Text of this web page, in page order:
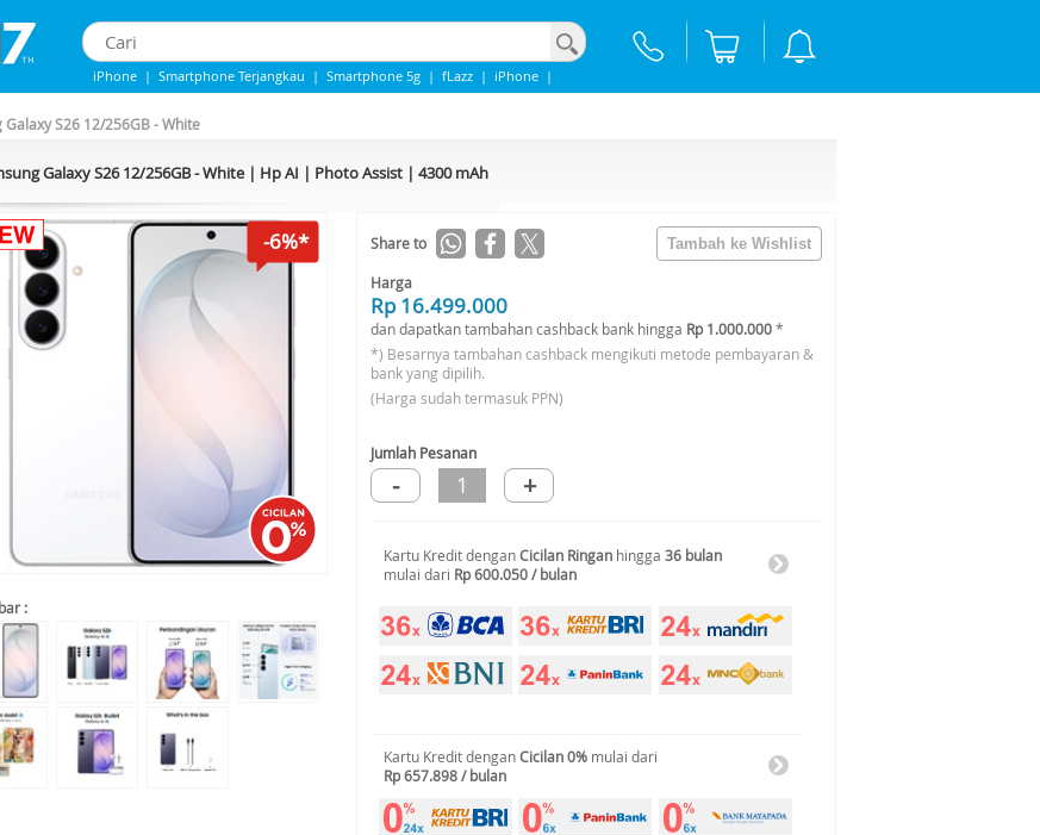
iPhone | Smartphone Terjangkau | Smartphone 5g | fLazz | iPhone |
Galaxy S26 12/256GB - White
Galaxy S26 12/256GB - White | Hp AI | Photo Assist | 4300 mAh
-6%*
:
Share to
Harga
Rp 16.499.000
dan dapatkan tambahan cashback bank hingga Rp 1.000.000*
*) Besarnya tambahan cashback mengikuti metode pembayaran &
bank yang dipilih.
(Harga sudah termasuk PPN)
Jumlah Pesanan
- 1 +
Kartu Kredit denganCicilan Ringan hingga 36 bulan
mulai dari Rp 600.050 / bulan
Kartu Kredit denganCicilan 0% mulai dari
Rp 657.898 / bulan